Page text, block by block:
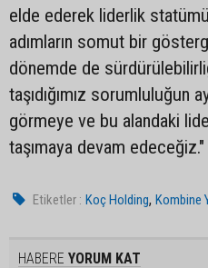
elde ederek liderlik
adımların somut bir
dönemde de
taşıdığımız sorumluluğun
görmeye ve bu alandaki
taşımaya devam edeceğiz."
Etiketler : Koç Holding,Kombine
HABERE YORUM KAT